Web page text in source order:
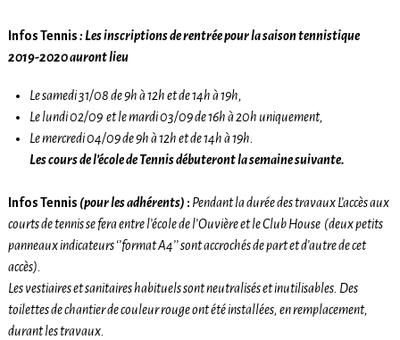
Infos Tennis: Les inscriptions de rentrée pour la saison tennistique
2019-2020 auront lieu
Le samedi 31/08 de 9h à 12h et de 14h à 19h,
Le lundi 02/09 et le mardi 03/09 de 16h à 20h uniquement,
Le mercredi 04/09 de 9h à 12h et de 14h à 19h.
Les cours de l’école de Tennis débuteront la semaine suivante.
Infos Tennis (pour les adhérents) : Pendant la durée des travaux L’accès aux
courts de tennis se fera entre l’école de l’Ouvière et le Club House (deux petits
panneaux indicateurs ‘’format A4’’ sont accrochés de part et d’autre de cet
accès).
Les vestiaires et sanitaires habituels sont neutralisés et inutilisables. Des
toilettes de chantier de couleur rouge ont été installées, en remplacement,
durant les travaux.